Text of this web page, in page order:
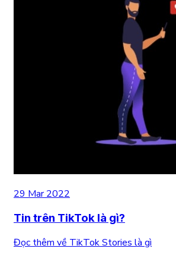
29 Mar 2022
Tin trên TikTok là gì?
Đọc thêm về TikTok Stories là gì